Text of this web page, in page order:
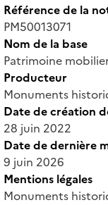
Référence de la
PM50013071
Nom de la base
Patrimoine
Producteur
Monuments
Date de création
28 juin 2022
Date de dernière
9 juin 2026
Mentions légales
Monuments